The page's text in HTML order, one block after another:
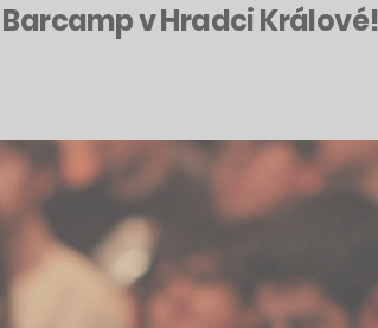
v Hradci Králové!